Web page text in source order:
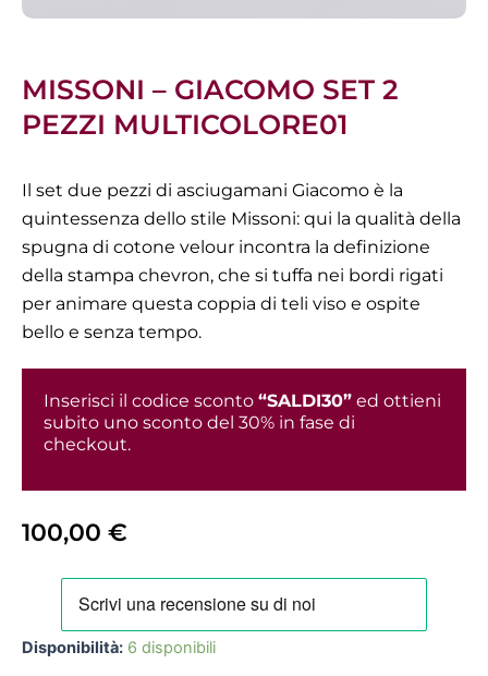
MISSONI – GIACOMO SET 2
PEZZI MULTICOLORE01
Il set due pezzi di asciugamani Giacomo è la
quintessenza dello stile Missoni: qui la qualità della
spugna di cotone velour incontra la definizione
della stampa chevron, che si tuffa nei bordi rigati
per animare questa coppia di teli viso e ospite
bello e senza tempo.
Inserisci il codice sconto “SALDI30” ed ottieni
subito uno sconto del 30% in fase di
checkout.
100,00 €
Disponibilità: 6 disponibili
Giacomo
Set